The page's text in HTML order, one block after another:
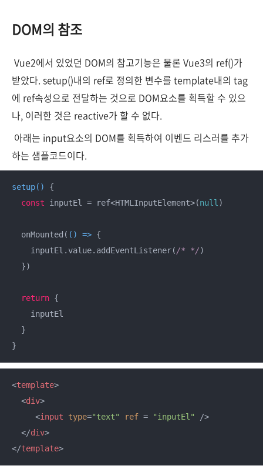
DOM의 참조
Vue2에서 있었던 DOM의 참고기능은 물론 Vue3의 ref()가
받았다. setup()내의 ref로 정의한 변수를 template내의 tag
에 ref속성으로 전달하는 것으로 DOM요소를 획득할 수 있으
나, 이러한 것은 reactive가 할 수 없다.
아래는 input요소의 DOM를 획득하여 이벤드 리스러를 추가
하는 샘플코드이다.
setup( )
{
const inputEl = ref<HTMLInputElement>(null )
  onMounted(
() => {
    inputEl.value.addEventListener(
/* */)
  })
return {
    inputEl
  }
}
<template>
<div>
<input type="text" ref = "inputEl"
/>
</div>
</template>